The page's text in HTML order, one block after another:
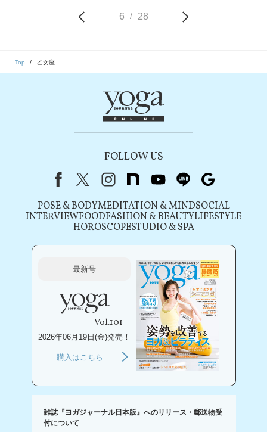
6 / 28
Top 乙女座
FOLLOW US
FacebookX（旧Twitter）
instagram
note youtubeline
POSE & BODYMEDITATION & MINDSOCIAL
INTERVIEWFOODFASHION & BEAUTYLIFESTYLE
HOROSCOPESTUDIO & SPA
最新号
Vol.101
2026年06月19日(金)発売！
購入はこちら
雑誌『ヨガジャーナル日本版』へのリリース・郵送物受
付について